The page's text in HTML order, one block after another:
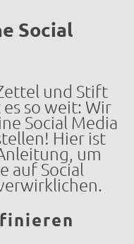
Social
und Stift
so weit: Wir
Social Media
Hier ist
um
auf Social